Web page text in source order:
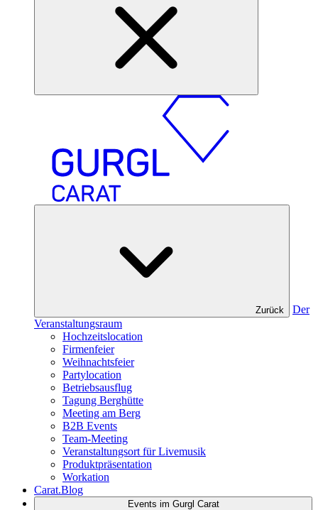
Zurück
Der
Veranstaltungsraum
Hochzeitslocation
Firmenfeier
Weihnachtsfeier
Partylocation
Betriebsausflug
Tagung Berghütte
Meeting am Berg
B2B Events
Team-Meeting
Veranstaltungsort für Livemusik
Produktpräsentation
Workation
Carat.Blog
Events im Gurgl Carat